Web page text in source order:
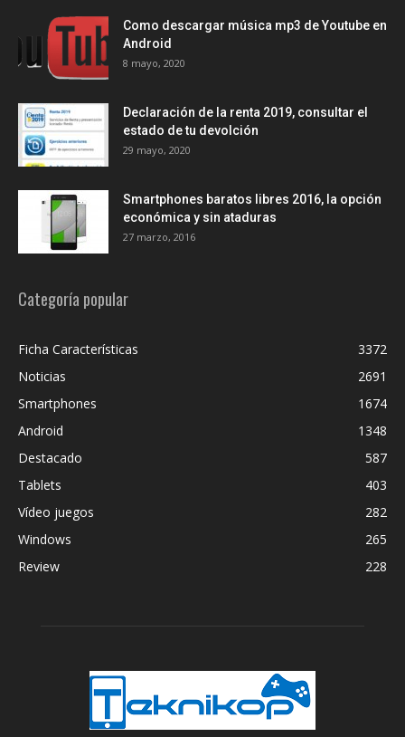
Como descargar música mp3 de Youtube en
Android
8 mayo, 2020
Declaración de la renta 2019, consultar el
estado de tu devolción
29 mayo, 2020
Smartphones baratos libres 2016, la opción
económica y sin ataduras
27 marzo, 2016
Categoría popular
Ficha Características
3372
Noticias
2691
Smartphones
1674
Android
1348
Destacado
587
Tablets
403
Vídeo juegos
282
Windows
265
Review
228